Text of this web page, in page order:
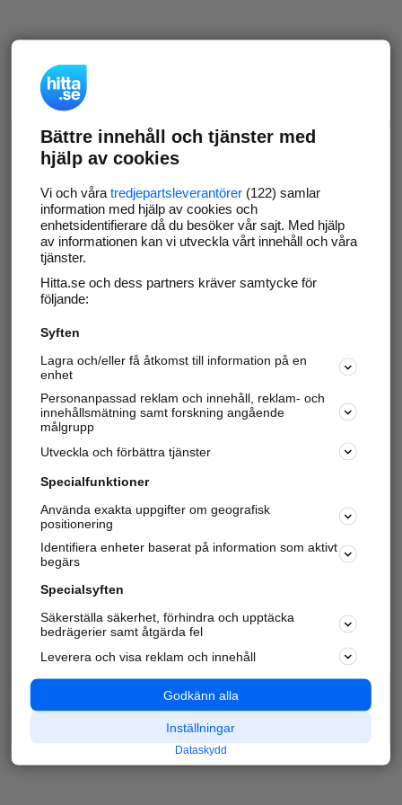
Bättre innehåll och tjänster med
hjälp av cookies
Vi och våra tredjepartsleverantörer(122) samlar
information med hjälp av cookies och
enhetsidentifierare då du besöker vår sajt. Med hjälp
av informationen kan vi utveckla vårt innehåll och våra
tjänster.
Hitta.se och dess partners kräver samtycke för
följande:
Syften
Lagra och/eller få åtkomst till information på en
enhet
Personanpassad reklam och innehåll, reklam- och
innehållsmätning samt forskning angående
målgrupp
Utveckla och förbättra tjänster
Specialfunktioner
Använda exakta uppgifter om geografisk
positionering
Identifiera enheter baserat på information som aktivt
begärs
Specialsyften
Säkerställa säkerhet, förhindra och upptäcka
bedrägerier samt åtgärda fel
Leverera och visa reklam och innehåll
Godkänn alla
Inställningar
Dataskydd